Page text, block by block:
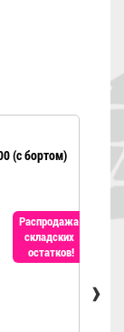
(с бортом)
Распродажа
складских
остатков!
›